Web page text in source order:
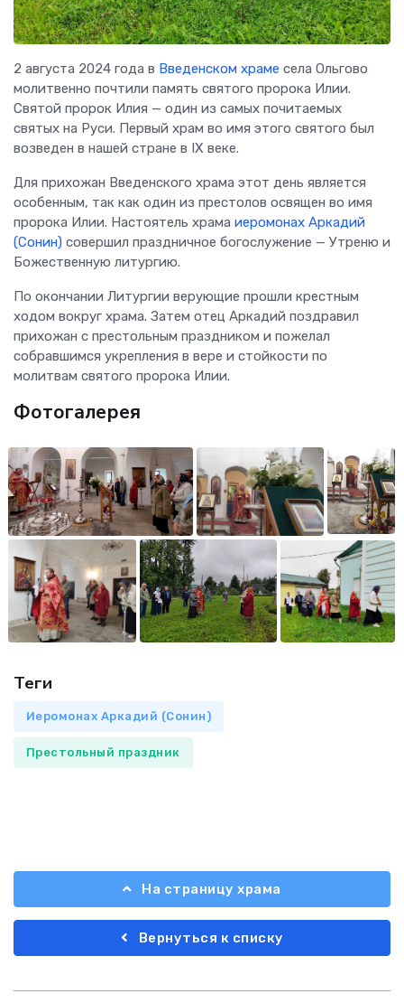
2 августа 2024 года в Введенском храме села Ольгово
молитвенно почтили память святого пророка Илии.
Святой пророк Илия — один из самых почитаемых
святых на Руси. Первый храм во имя этого святого был
возведен в нашей стране в IX веке.
Для прихожан Введенского храма этот день является
особенным, так как один из престолов освящен во имя
пророка Илии. Настоятель храма иеромонах Аркадий
(Сонин) совершил праздничное богослужение — Утреню и
Божественную литургию.
По окончании Литургии верующие прошли крестным
ходом вокруг храма. Затем отец Аркадий поздравил
прихожан с престольным праздником и пожелал
собравшимся укрепления в вере и стойкости по
молитвам святого пророка Илии.
Фотогалерея
Теги
Иеромонах Аркадий (Сонин)
Престольный праздник
На страницу храма
Вернуться к списку